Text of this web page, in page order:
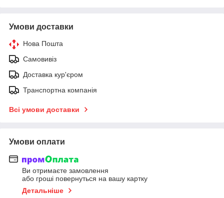
Умови доставки
Нова Пошта
Самовивіз
Доставка кур'єром
Транспортна компанія
Всі умови доставки
Умови оплати
Ви отримаєте замовлення
або гроші повернуться на вашу картку
Детальніше